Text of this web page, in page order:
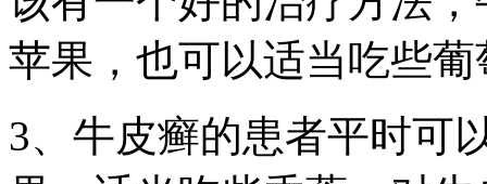
苹果，也可以适当吃些
3、牛皮癣的患者平时可